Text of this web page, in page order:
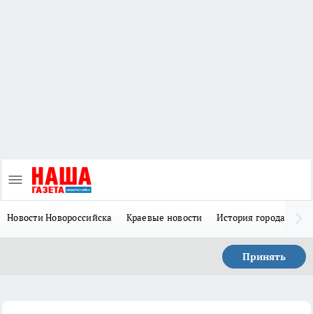
Новости Новороссийска Краевые новости История города Н
Принять